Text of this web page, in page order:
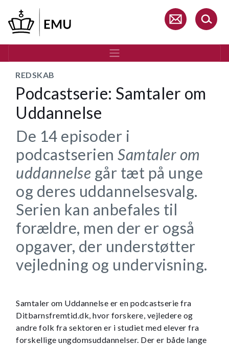
hovedindhold
REDSKAB
Podcastserie: Samtaler om
Uddannelse
De 14 episoder i
podcastserien Samtaler om
uddannelse går tæt på unge
og deres uddannelsesvalg.
Serien kan anbefales til
forældre, men der er også
opgaver, der understøtter
vejledning og undervisning.
Samtaler om Uddannelse er en podcastserie fra
Ditbarnsfremtid.dk, hvor forskere, vejledere og
andre folk fra sektoren er i studiet med elever fra
forskellige ungdomsuddannelser. Der er både lange